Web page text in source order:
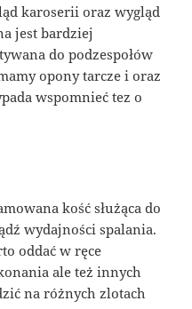
karoserii oraz wygląd
jest bardziej
do podzespołów
opony tarcze i oraz
wspomnieć tez o
kość służąca do
wydajności spalania.
oddać w ręce
ale też innych
na różnych zlotach